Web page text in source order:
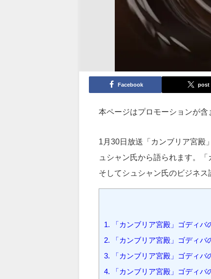
Facebook post
本ページはプロモーションが含
そしてシュシャン氏のビジネ